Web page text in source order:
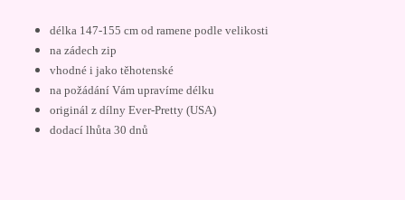
délka 147-155 cm od ramene podle velikosti
na zádech zip
vhodné i jako těhotenské
na požádání Vám upravíme délku
originál z dílny Ever-Pretty (USA)
dodací lhůta 30 dnů